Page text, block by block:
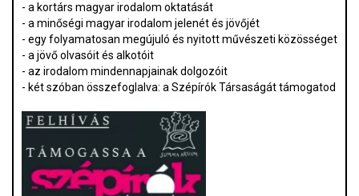
- a kortárs magyar irodalom oktatását
- a minőségi magyar irodalom jelenét és jövőjét
- egy folyamatosan megújuló és nyitott művészeti közösséget
- a jövő olvasóit és alkotóit
- az irodalom mindennapjainak dolgozóit
- két szóban összefoglalva: a Szépírók Társaságát támogatod